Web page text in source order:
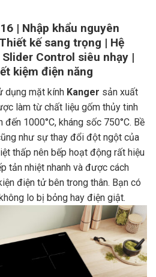
| Nhập khẩu nguyên
kế sang trọng | Hệ
Control siêu nhạy |
kiệm điện năng
dụng mặt kính Kanger sản xuất
làm từ chất liệu gốm thủy tinh
1000°C, kháng sốc 750°C. Bề
như sự thay đổi đột ngột của
thấp nên bếp hoạt động rất hiệu
tản nhiệt nhanh và được cách
điện tử bên trong thân. Bạn có
lo bị bỏng hay điện giật.